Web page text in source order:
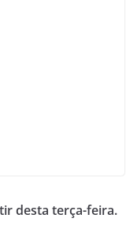
desta terça-feira.